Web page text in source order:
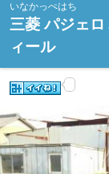
いなかっぺはち
三菱 パジェ
ィール